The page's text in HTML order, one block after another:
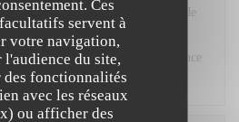
Ces
servent à
votre navigation,
l'audience du site,
des fonctionnalités
avec les réseaux
ou afficher des
avec notre équipe afin que ce type de
Nous espérons avoir le plaisir de
pour vous offrir une expérience
L. Fornaro Maitre d'hôtel